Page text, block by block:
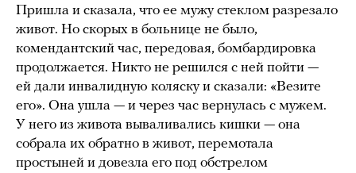
Пришла и сказала, что ее мужу стеклом разрезало
живот. Но скорых в больнице не было,
комендантский час, передовая, бомбардировка
продолжается. Никто не решился с ней пойти —
ей дали инвалидную коляску и сказали: «Везите
его». Она ушла — и через час вернулась с мужем.
У него из живота вываливались кишки — она
собрала их обратно в живот, перемотала
простыней и довезла его под обстрелом